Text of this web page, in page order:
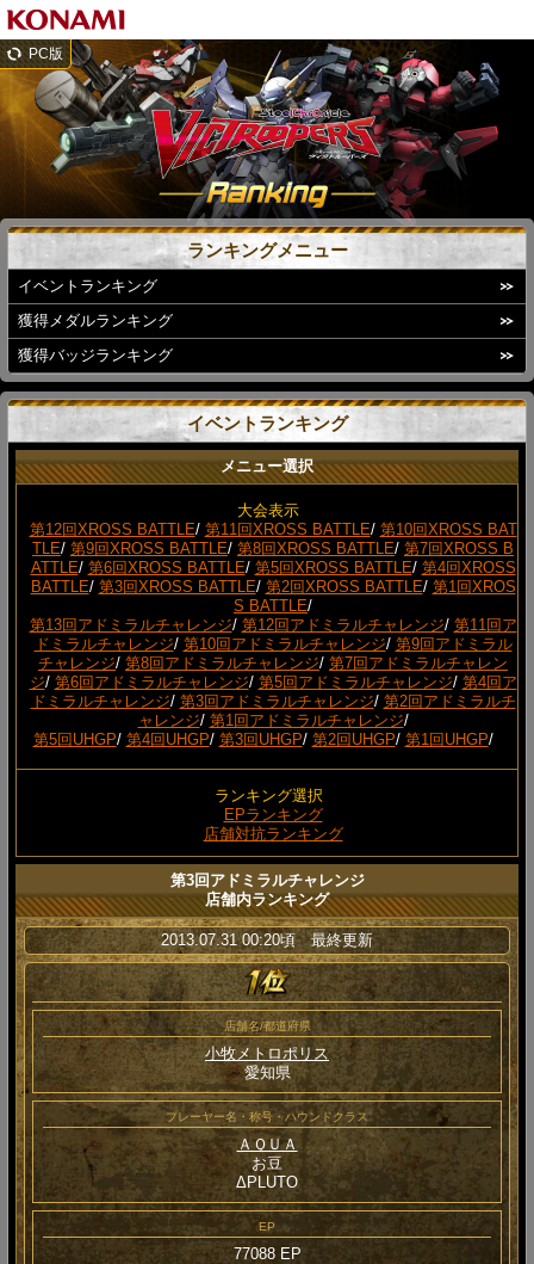
PC版
ランキングメニュー
イベントランキング
獲得メダルランキング
獲得バッジランキング
イベントランキング
メニュー選択
大会表示
第12回XROSS BATTLE/ 第11回XROSS BATTLE/ 第10回XROSS BAT
TLE/ 第9回XROSS BATTLE/ 第8回XROSS BATTLE/ 第7回XROSS B
ATTLE/ 第6回XROSS BATTLE/ 第5回XROSS BATTLE/ 第4回XROSS
BATTLE/ 第3回XROSS BATTLE/ 第2回XROSS BATTLE/ 第1回XROS
S BATTLE/
第13回アドミラルチャレンジ/ 第12回アドミラルチャレンジ/ 第11回ア
ドミラルチャレンジ/ 第10回アドミラルチャレンジ/ 第9回アドミラル
チャレンジ/ 第8回アドミラルチャレンジ/ 第7回アドミラルチャレン
ジ/ 第6回アドミラルチャレンジ/ 第5回アドミラルチャレンジ/ 第4回ア
ドミラルチャレンジ/ 第3回アドミラルチャレンジ/ 第2回アドミラルチ
ャレンジ/ 第1回アドミラルチャレンジ/
第5回UHGP/ 第4回UHGP/ 第3回UHGP/ 第2回UHGP/ 第1回UHGP/
ランキング選択
EPランキング
店舗対抗ランキング
第3回アドミラルチャレンジ
店舗内ランキング
2013.07.31 00:20頃 最終更新
店舗名/都道府県
小牧メトロポリス
愛知県
プレーヤー名・称号・ハウンドクラス
ＡＱＵＡ
お豆
ΔPLUTO
EP
77088 EP